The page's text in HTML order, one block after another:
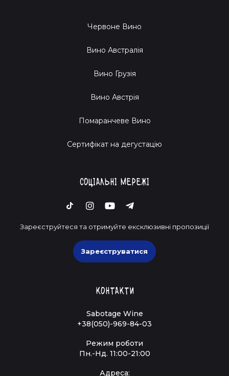
Червоне Вино
Вино Австралія
Вино Грузія
Вино Австрія
Помаранчеве Вино
Cертифікат на дегустацію
Соціальні мережі
Зареєструйтеся та отримуйте ексклюзивні пропозиції
Зареєструватися
Контакти
Sabotage Wine
+38(050)-969-84-03
Режим роботи
Пн.-Нд. 11:00-21:00
Адреса: